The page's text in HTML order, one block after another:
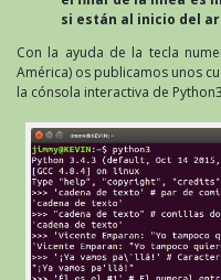
si están al inicio del
Con la ayuda de la tecla
América) os publicamos unos
la cónsola interactiva de